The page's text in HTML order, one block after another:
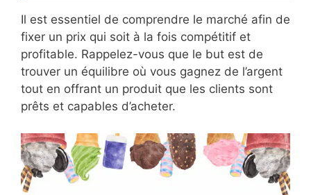
Il est essentiel de comprendre le marché afin de
fixer un prix qui soit à la fois compétitif et
profitable. Rappelez-vous que le but est de
trouver un équilibre où vous gagnez de l’argent
tout en offrant un produit que les clients sont
prêts et capables d’acheter.